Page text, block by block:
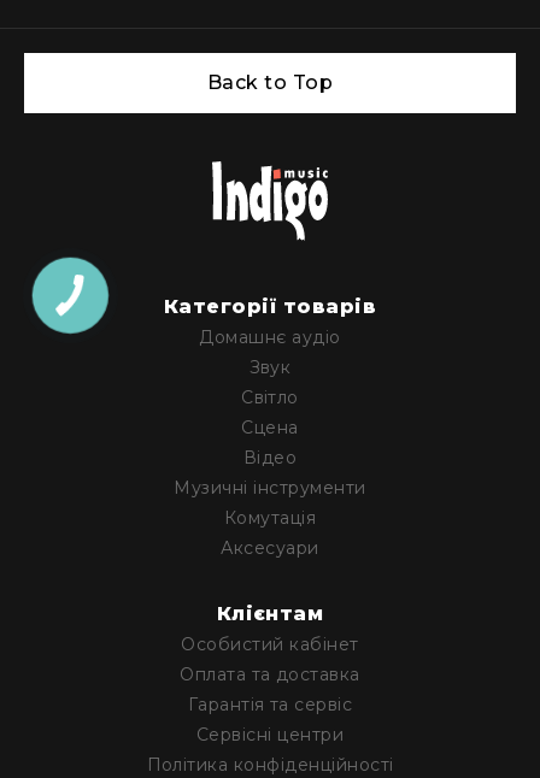
Універсальні
Для
аудіофілів
Для
Dj
перегляду
фільмів/
людей
з
вадами
слуху
Аксесуари
геймерів/
блогерів
Гарнітури
Мікрофони
Звукові
Back to Top
Категорії товарів
Домашнє аудіо
Звук
Світло
Сцена
Відео
Музичні інструменти
Комутація
Аксесуари
Клієнтам
Особистий кабінет
Оплата та доставка
Гарантія та сервіс
Сервісні центри
Політика конфіденційності